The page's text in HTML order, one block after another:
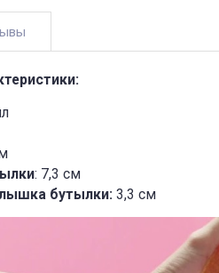
: 7,3 см
бутылки: 3,3 см